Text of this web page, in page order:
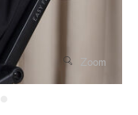
Zoom